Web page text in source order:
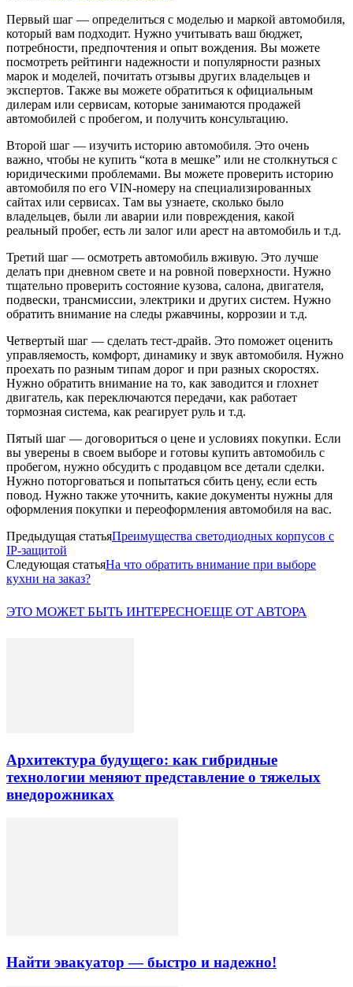
Первый шаг — определиться с моделью и маркой автомобиля,
который вам подходит. Нужно учитывать ваш бюджет,
потребности, предпочтения и опыт вождения. Вы можете
посмотреть рейтинги надежности и популярности разных
марок и моделей, почитать отзывы других владельцев и
экспертов. Также вы можете обратиться к официальным
дилерам или сервисам, которые занимаются продажей
автомобилей с пробегом, и получить консультацию.
Второй шаг — изучить историю автомобиля. Это очень
важно, чтобы не купить “кота в мешке” или не столкнуться с
юридическими проблемами. Вы можете проверить историю
автомобиля по его VIN-номеру на специализированных
сайтах или сервисах. Там вы узнаете, сколько было
владельцев, были ли аварии или повреждения, какой
реальный пробег, есть ли залог или арест на автомобиль и т.д.
Третий шаг — осмотреть автомобиль вживую. Это лучше
делать при дневном свете и на ровной поверхности. Нужно
тщательно проверить состояние кузова, салона, двигателя,
подвески, трансмиссии, электрики и других систем. Нужно
обратить внимание на следы ржавчины, коррозии и т.д.
Четвертый шаг — сделать тест-драйв. Это поможет оценить
управляемость, комфорт, динамику и звук автомобиля. Нужно
проехать по разным типам дорог и при разных скоростях.
Нужно обратить внимание на то, как заводится и глохнет
двигатель, как переключаются передачи, как работает
тормозная система, как реагирует руль и т.д.
Пятый шаг — договориться о цене и условиях покупки. Если
вы уверены в своем выборе и готовы купить автомобиль с
пробегом, нужно обсудить с продавцом все детали сделки.
Нужно поторговаться и попытаться сбить цену, если есть
повод. Нужно также уточнить, какие документы нужны для
оформления покупки и переоформления автомобиля на вас.
Предыдущая статьяПреимущества светодиодных корпусов с
IP-защитой
Следующая статьяНа что обратить внимание при выборе
кухни на заказ?
ЭТО МОЖЕТ БЫТЬ ИНТЕРЕСНОЕЩЕ ОТ АВТОРА
Архитектура будущего: как гибридные
технологии меняют представление о тяжелых
внедорожниках
Найти эвакуатор — быстро и надежно!